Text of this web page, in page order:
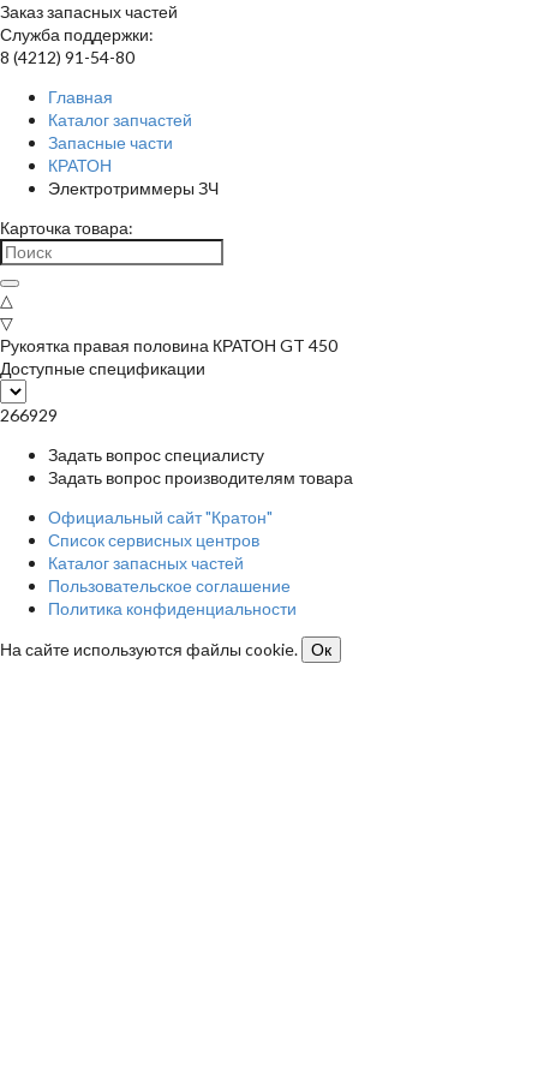
Заказ запасных частей
Служба поддержки:
8 (4212) 91-54-80
Главная
Каталог запчастей
Запасные части
КРАТОН
Электротриммеры ЗЧ
Карточка товара:
△
▽
Рукоятка правая половина КРАТОН GT 450
Доступные спецификации
266929
Задать вопрос специалисту
Задать вопрос производителям товара
Официальный сайт "Кратон"
Список сервисных центров
Каталог запасных частей
Пользовательское соглашение
Политика конфиденциальности
На сайте используются файлы cookie.
Ок